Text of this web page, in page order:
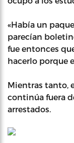
«Había un
parecían
fue entonces
hacerlo porque
Mientras tanto,
continúa fuera
arrestados.